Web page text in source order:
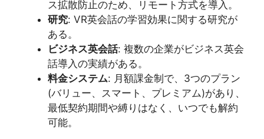
ス拡散防止のため、リモート方式を導入。
研究: VR英会話の学習効果に関する研究が
ある。
ビジネス英会話: 複数の企業がビジネス英会
話導入の実績がある。
料金システム: 月額課金制で、3つのプラン
(バリュー、スマート、プレミアム)があり、
最低契約期間や縛りはなく、いつでも解約
可能。